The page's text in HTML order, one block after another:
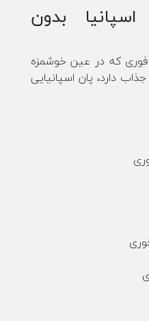
بدون
که در عین خوشمزه
دارد، پان اسپانیایی